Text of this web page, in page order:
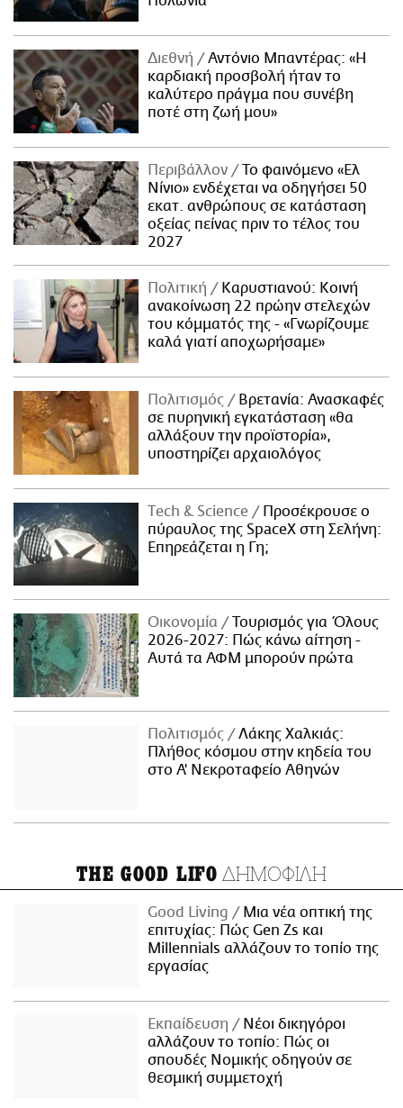
Διεθνή
Αντόνιο Μπαντέρας: «Η
καρδιακή προσβολή ήταν το
καλύτερο πράγμα που συνέβη
ποτέ στη ζωή μου»
Περιβάλλον
Το φαινόμενο «Ελ
Νίνιο» ενδέχεται να οδηγήσει 50
εκατ. ανθρώπους σε κατάσταση
οξείας πείνας πριν το τέλος του
2027
Πολιτική
Καρυστιανού: Κοινή
ανακοίνωση 22 πρώην στελεχών
του κόμματός της - «Γνωρίζουμε
καλά γιατί αποχωρήσαμε»
Πολιτισμός
Βρετανία: Ανασκαφές
σε πυρηνική εγκατάσταση «θα
αλλάξουν την προϊστορία»,
υποστηρίζει αρχαιολόγος
Τech & Science
Προσέκρουσε ο
πύραυλος της SpaceX στη Σελήνη:
Επηρεάζεται η Γη;
Οικονομία
Τουρισμός για Όλους
2026-2027: Πώς κάνω αίτηση -
Αυτά τα ΑΦΜ μπορούν πρώτα
Πολιτισμός
Λάκης Χαλκιάς:
Πλήθος κόσμου στην κηδεία του
στο Α' Νεκροταφείο Αθηνών
THE GOOD LIFO ΔΗΜΟΦΙΛΗ
Good Living
Μια νέα οπτική της
επιτυχίας: Πώς Gen Zs και
Millennials αλλάζουν το τοπίο της
εργασίας
Εκπαίδευση
Νέοι δικηγόροι
αλλάζουν το τοπίο: Πώς οι
σπουδές Νομικής οδηγούν σε
θεσμική συμμετοχή